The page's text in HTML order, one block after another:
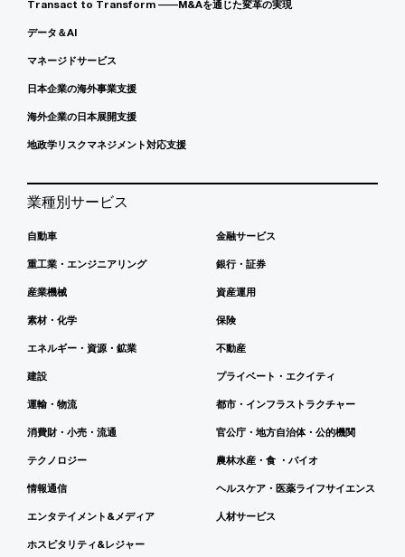
Transact to Transform ――M&Aを通じた変革の実現
データ＆AI
マネージドサービス
日本企業の海外事業支援
海外企業の日本展開支援
地政学リスクマネジメント対応支援
業種別サービス
自動車
重工業・エンジニアリング
産業機械
素材・化学
エネルギー・資源・鉱業
建設
運輸・物流
消費財・小売・流通
テクノロジー
情報通信
エンタテイメント&メディア
ホスピタリティ&レジャー
金融サービス
銀行・証券
資産運用
保険
不動産
プライベート・エクイティ
都市・インフラストラクチャー
官公庁・地方自治体・公的機関
農林水産・食 ・バイオ
ヘルスケア・医薬ライフサイエンス
人材サービス